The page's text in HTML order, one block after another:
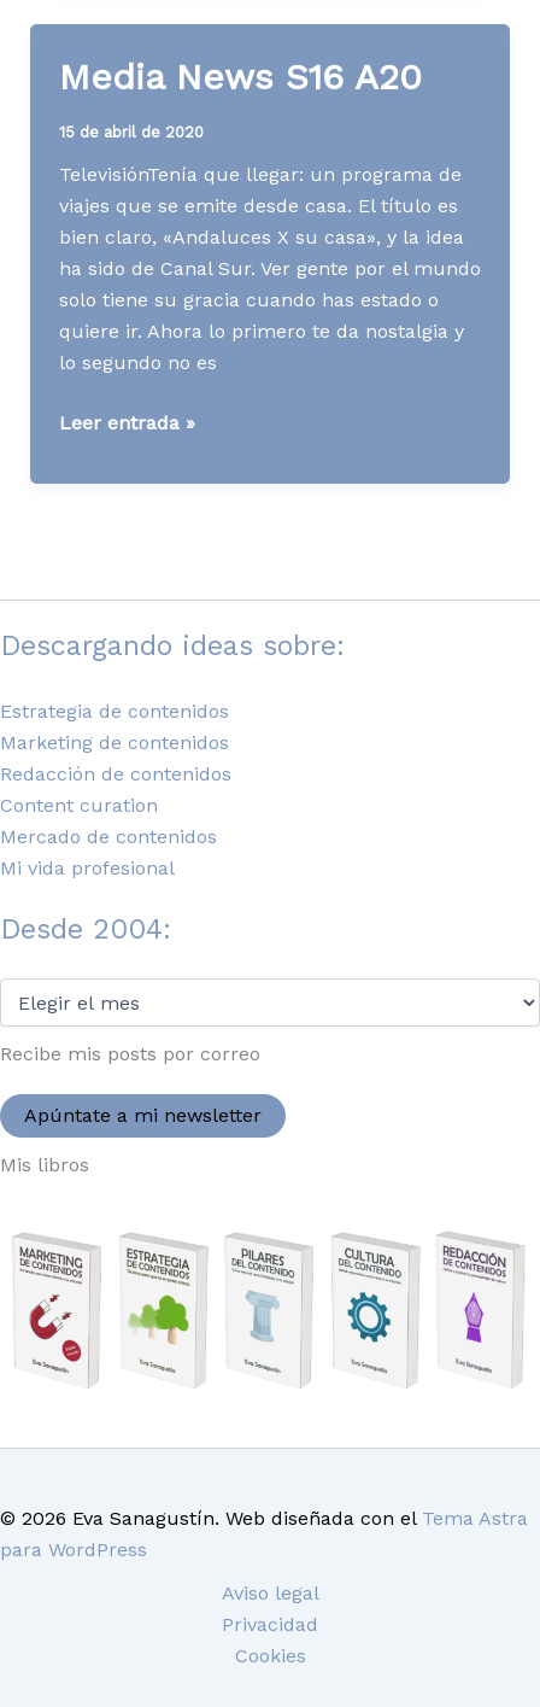
Media News S16 A20
15 de abril de 2020
TelevisiónTenía que llegar: un programa de
viajes que se emite desde casa. El título es
bien claro, «Andaluces X su casa», y la idea
ha sido de Canal Sur. Ver gente por el mundo
solo tiene su gracia cuando has estado o
quiere ir. Ahora lo primero te da nostalgia y
lo segundo no es
Media
S16
Leer entrada »
Descargando ideas sobre:
Estrategia de contenidos
Marketing de contenidos
Redacción de contenidos
Content curation
Mercado de contenidos
Mi vida profesional
Desde 2004:
2004:
Recibe mis posts por correo
Apúntate a mi newsletter
Mis libros
© 2026 Eva Sanagustín. Web diseñada con el Tema Astra
para WordPress
Aviso legal
Privacidad
Cookies